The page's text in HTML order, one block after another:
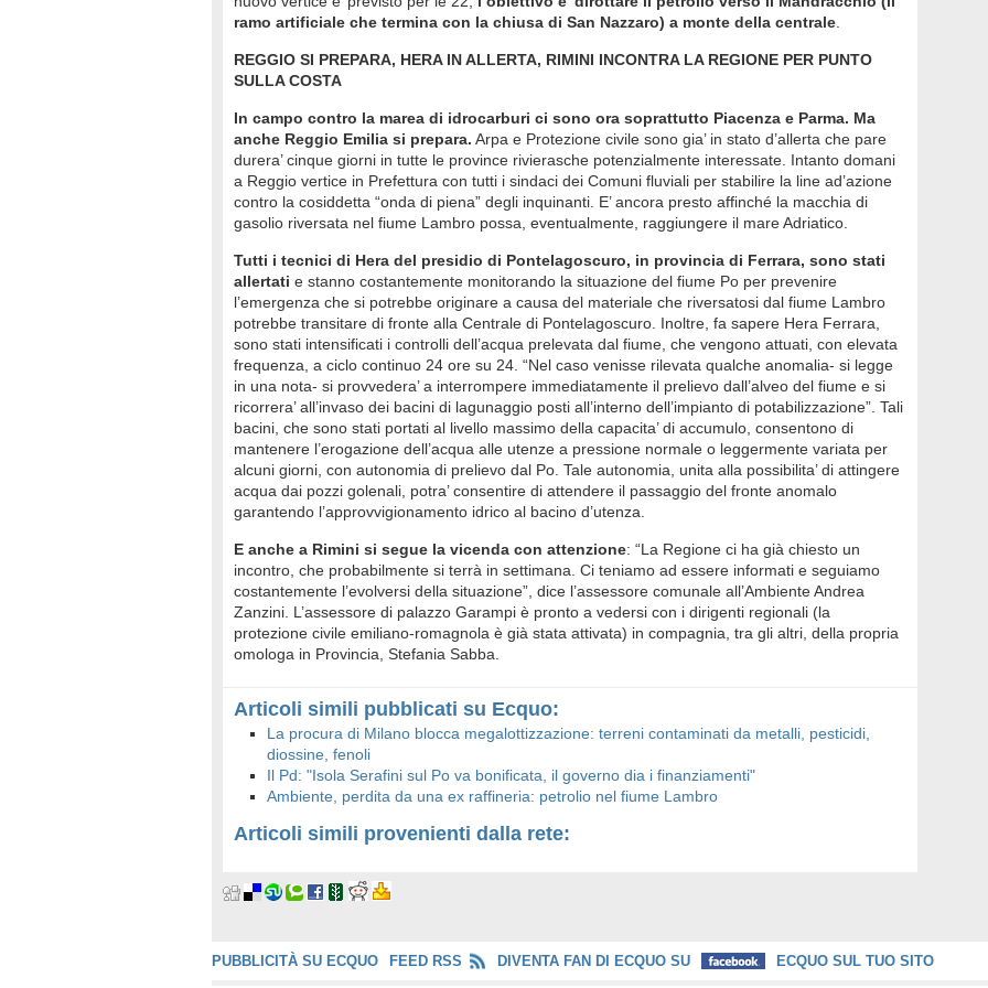
ramo artificiale che termina con la chiusa di San Nazzaro) a monte della centrale
REGGIO SI PREPARA, HERA IN ALLERTA, RIMINI INCONTRA LA REGIONE PER PUNTO
SULLA COSTA
In campo contro la marea di idrocarburi ci sono ora soprattutto Piacenza e Parma. Ma
anche Reggio Emilia si prepara. Arpa e Protezione civile sono gia’ in stato d’allerta che pare
durera’ cinque giorni in tutte le province rivierasche potenzialmente interessate. Intanto domani
a Reggio vertice in Prefettura con tutti i sindaci dei Comuni fluviali per stabilire la line ad’azione
contro la cosiddetta “onda di piena” degli inquinanti. E’ ancora presto affinché la macchia di
gasolio riversata nel fiume Lambro possa, eventualmente, raggiungere il mare Adriatico.
Tutti i tecnici di Hera del presidio di Pontelagoscuro, in provincia di Ferrara, sono stati
allertati e stanno costantemente monitorando la situazione del fiume Po per prevenire
l’emergenza che si potrebbe originare a causa del materiale che riversatosi dal fiume Lambro
potrebbe transitare di fronte alla Centrale di Pontelagoscuro. Inoltre, fa sapere Hera Ferrara,
sono stati intensificati i controlli dell’acqua prelevata dal fiume, che vengono attuati, con elevata
frequenza, a ciclo continuo 24 ore su 24. “Nel caso venisse rilevata qualche anomalia- si legge
in una nota- si provvedera’ a interrompere immediatamente il prelievo dall’alveo del fiume e si
ricorrera’ all’invaso dei bacini di lagunaggio posti all’interno dell’impianto di potabilizzazione”. Tali
bacini, che sono stati portati al livello massimo della capacita’ di accumulo, consentono di
mantenere l’erogazione dell’acqua alle utenze a pressione normale o leggermente variata per
alcuni giorni, con autonomia di prelievo dal Po. Tale autonomia, unita alla possibilita’ di attingere
acqua dai pozzi golenali, potra’ consentire di attendere il passaggio del fronte anomalo
garantendo l’approvvigionamento idrico al bacino d’utenza.
E anche a Rimini si segue la vicenda con attenzione: “La Regione ci ha già chiesto un
incontro, che probabilmente si terrà in settimana. Ci teniamo ad essere informati e seguiamo
costantemente l’evolversi della situazione”, dice l’assessore comunale all’Ambiente Andrea
Zanzini. L’assessore di palazzo Garampi è pronto a vedersi con i dirigenti regionali (la
protezione civile emiliano-romagnola è già stata attivata) in compagnia, tra gli altri, della propria
omologa in Provincia, Stefania Sabba.
Articoli simili pubblicati su Ecquo:
La procura di Milano blocca megalottizzazione: terreni contaminati da metalli, pesticidi,
diossine, fenoli
Il Pd: "Isola Serafini sul Po va bonificata, il governo dia i finanziamenti"
Ambiente, perdita da una ex raffineria: petrolio nel fiume Lambro
Articoli simili provenienti dalla rete:
PUBBLICITÀ SU ECQUO FEED RSS DIVENTA FAN DI ECQUO SU ECQUO SUL TUO SITO